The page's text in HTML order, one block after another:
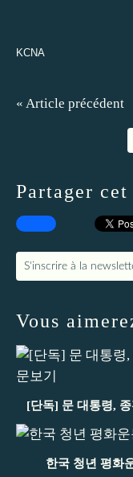
KCNA
« Article précédent
Partager
S'inscrire à la
Vous
[단독] 문 대통령, 종
한국 청년 평화